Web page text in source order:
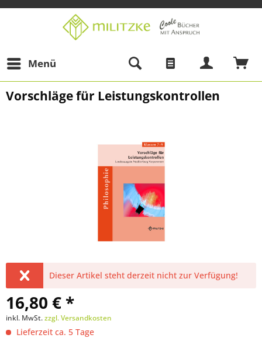
Menü
Vorschläge für Leistungskontrollen
Dieser Artikel steht derzeit nicht zur Verfügung!
16,80 € *
inkl. MwSt.zzgl. Versandkosten
Lieferzeit ca. 5 Tage